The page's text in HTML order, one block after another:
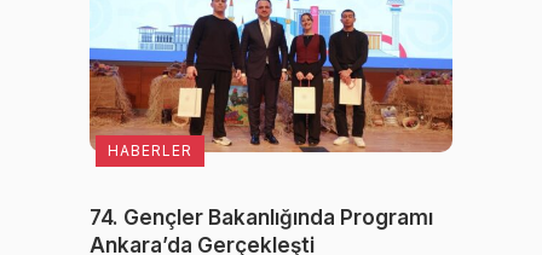
HABERLER
74. Gençler Bakanlığında Programı
Ankara’da Gerçekleşti